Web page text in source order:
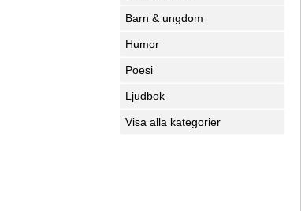
Barn & ungdom
Humor
Poesi
Ljudbok
Visa alla kategorier